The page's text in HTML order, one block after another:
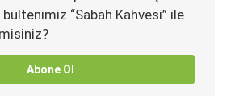
“Sabah Kahvesi” ile
Abone Ol